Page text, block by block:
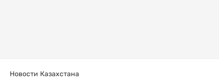
Новости Казахстана